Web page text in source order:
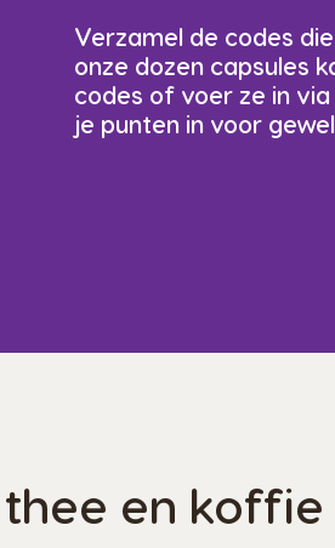
Verzamel de codes
onze dozen capsules
codes of voer ze in
je punten in voor
en